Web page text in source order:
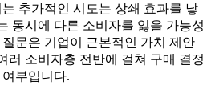
추가적인 시도는 상쇄 효과를 낳
동시에 다른 소비자를 잃을 가능성
문은 기업이 근본적인 가치 제안
러 소비자층 전반에 걸쳐 구매 결정
부입니다.